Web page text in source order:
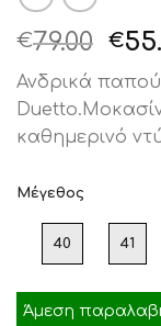
€79.00
price
was:
€
Ανδρικά
καθημερινό
Μέγεθος
40 41
Άμεση